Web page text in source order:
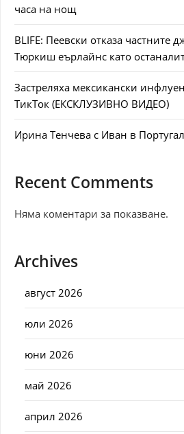
часа на нощ
BLIFE: Пеевски отказа частните
Тюркиш еърлайнс като
Застреляха мексикански
ТикТок (ЕКСКЛУЗИВНО ВИДЕО)
Ирина Тенчева с Иван в
Recent Comments
Няма коментари за показване.
Archives
август 2026
юли 2026
юни 2026
май 2026
април 2026